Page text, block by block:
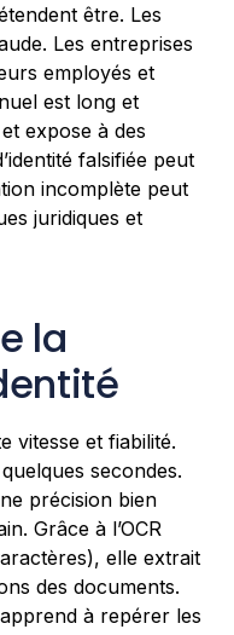
être. Les
Les entreprises
employés et
est long et
expose à des
falsifiée peut
incomplète peut
juridiques et
la
vitesse et fiabilité.
secondes.
précision bien
Grâce à l’OCR
elle extrait
des documents.
à repérer les